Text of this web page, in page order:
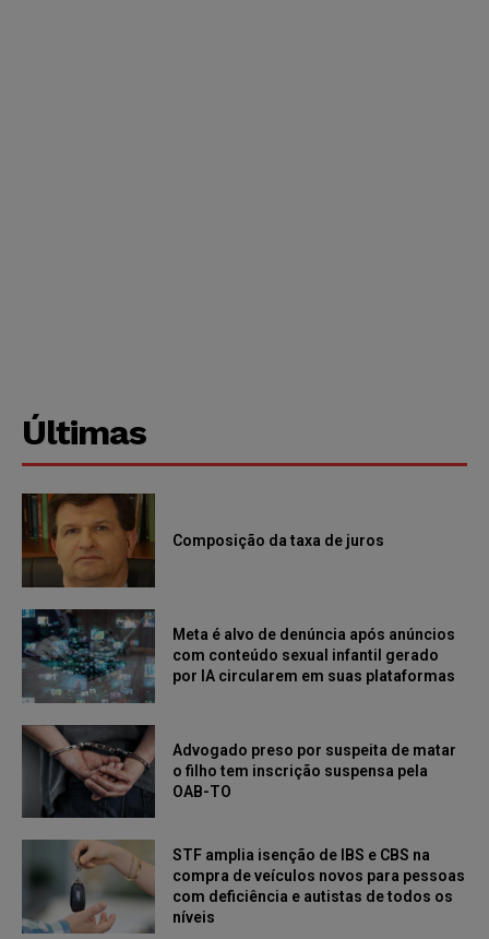
Últimas
Composição da taxa de juros
Meta é alvo de denúncia após anúncios
com conteúdo sexual infantil gerado
por IA circularem em suas plataformas
Advogado preso por suspeita de matar
o filho tem inscrição suspensa pela
OAB-TO
STF amplia isenção de IBS e CBS na
compra de veículos novos para pessoas
com deficiência e autistas de todos os
níveis